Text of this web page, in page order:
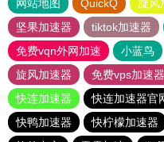
网站地图 QuickQ 旋风
坚果加速器
tiktok加速器
免费vqn外网加速
小蓝鸟
旋风加速器
免费vps加速
快连加速器
快连加速器官
快鸭加速器
快柠檬加速器